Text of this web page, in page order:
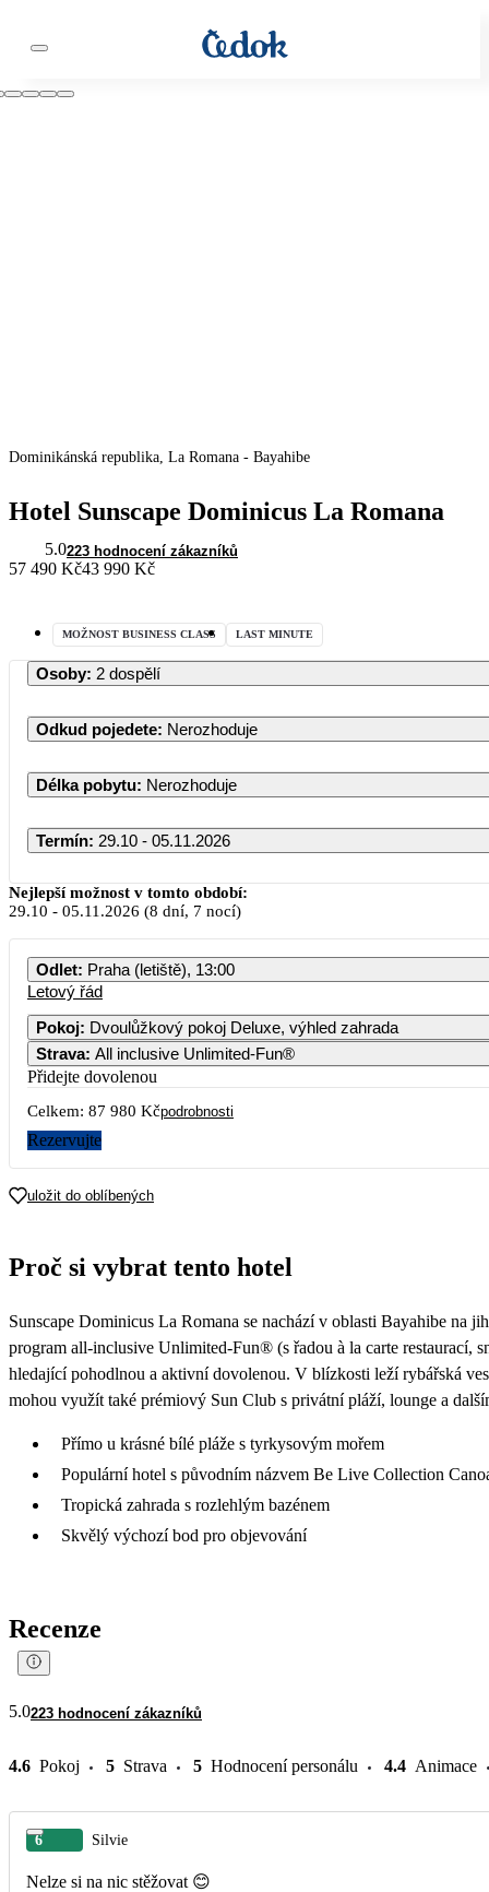
Dominikánská republika, La Romana - Bayahibe
Hotel Sunscape Dominicus La Romana
5.0223 hodnocení zákazníků
57 490 Kč43 990 Kč
MOŽNOST BUSINESS CLASS LAST MINUTE
Osoby: 2 dospělí
Odkud pojedete: Nerozhoduje
Délka pobytu: Nerozhoduje
Termín: 29.10 - 05.11.2026
Nejlepší možnost v tomto období:
29.10 - 05.11.2026 (8 dní, 7 nocí)
Odlet: Praha (letiště), 13:00
Letový řád
Pokoj: Dvoulůžkový pokoj Deluxe, výhled zahrada
Strava: All inclusive Unlimited-Fun®
Přidejte dovolenou
Celkem: 87 980 Kčpodrobnosti
Rezervujte
uložit do oblíbených
Proč si vybrat tento hotel
Sunscape Dominicus La Romana se nachází v oblasti Bayahibe na
program all-inclusive Unlimited-Fun® (s řadou à la carte restaurací,
hledající pohodlnou a aktivní dovolenou. V blízkosti leží rybářská
mohou využít také prémiový Sun Club s privátní pláží, lounge a
Přímo u krásné bílé pláže s tyrkysovým mořem
Populární hotel s původním názvem Be Live Collection
Tropická zahrada s rozlehlým bazénem
Skvělý výchozí bod pro objevování
Recenze
5.0223 hodnocení zákazníků
4.6 Pokoj 5 Strava 5 Hodnocení personálu 4.4 Animace
6 Silvie
Nelze si na nic stěžovat 😊